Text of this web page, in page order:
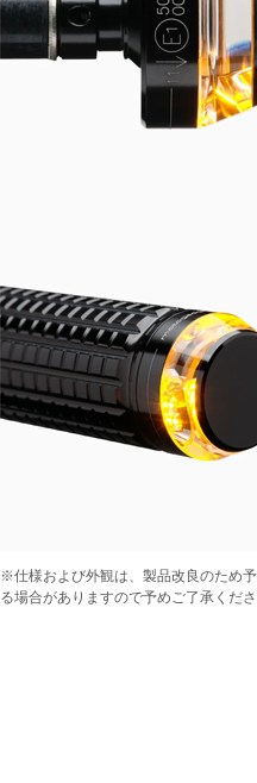
※仕様および外観は、製品改良のため
る場合がありますので予めご了承くだ